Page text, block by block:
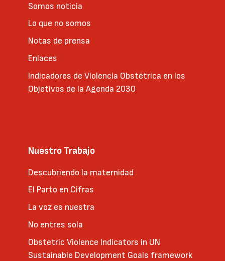
Somos noticia
Lo que no somos
Notas de prensa
Enlaces
Indicadores de Violencia Obstétrica en los
Objetivos de la Agenda 2030
Nuestro Trabajo
Descubriendo la maternidad
El Parto en Cifras
La voz es nuestra
No entres sola
Obstetric Violence Indicators in UN
Sustainable Development Goals framework